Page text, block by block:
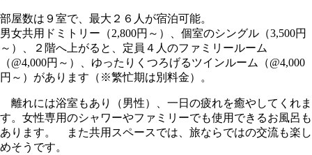
部屋数は９室で、最大２６人が宿泊可能。
男女共用ドミトリー（2,800円～）、個室のシングル（3,500円
～）、２階へ上がると、定員４人のファミリールーム
（@4,000円～）、ゆったりくつろげるツインルーム（@4,000
円～）があります（※繁忙期は別料金）。
離れには浴室もあり（男性）、一日の疲れを癒やしてくれま
す。女性専用のシャワーやファミリーでも使用できるお風呂も
あります。 また共用スペースでは、旅ならではの交流も楽し
めそうです。